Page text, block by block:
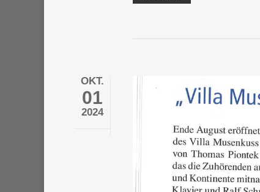
OKT.
01
2024